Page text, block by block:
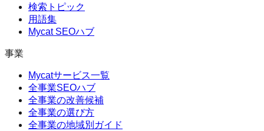
検索トピック
用語集
Mycat SEOハブ
事業
Mycatサービス一覧
全事業SEOハブ
全事業の改善候補
全事業の選び方
全事業の地域別ガイド